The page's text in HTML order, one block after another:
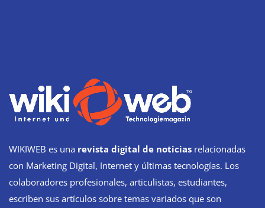
WIKIWEB es una revista digital de noticias relacionadas
con Marketing Digital, Internet y últimas tecnologías. Los
colaboradores profesionales, articulistas, estudiantes,
escriben sus artículos sobre temas variados que son